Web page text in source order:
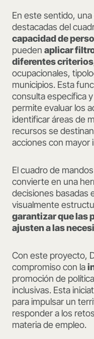
En este sentido,
destacadas del
capacidad de
pueden aplicar
diferentes criterios
ocupacionales,
municipios. Esta
consulta específica
permite evaluar los
identificar áreas de
recursos se
acciones con mayor
El cuadro de
convierte en una
decisiones basadas
visualmente
garantizar que las
ajusten a las
Con este proyecto,
compromiso con la
promoción de
inclusivas. Esta
para impulsar un
responder a los
materia de empleo.